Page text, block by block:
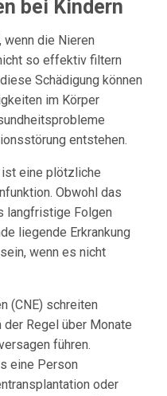
bei Kindern
wenn die Nieren
so effektiv filtern
Schädigung können
im Körper
entstehen.
eine plötzliche
Obwohl das
langfristige Folgen
liegende Erkrankung
wenn es nicht
(CNE) schreiten
Regel über Monate
führen.
eine Person
oder